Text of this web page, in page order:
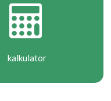
kalkulator